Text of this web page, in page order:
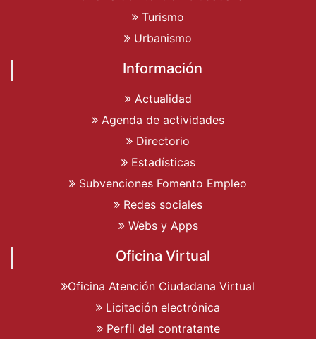
Turismo
Urbanismo
Información
Actualidad
Agenda de actividades
Directorio
Estadísticas
Subvenciones Fomento Empleo
Redes sociales
Webs y Apps
Oficina Virtual
Oficina Atención Ciudadana Virtual
Licitación electrónica
Perfil del contratante